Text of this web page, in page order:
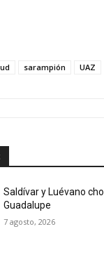
sarampión UAZ
Saldívar y Luévano
Guadalupe
7 agosto, 2026